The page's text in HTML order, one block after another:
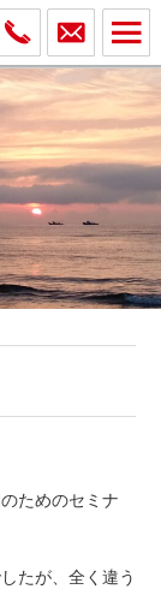
ためのセミナ
たが、全く違う